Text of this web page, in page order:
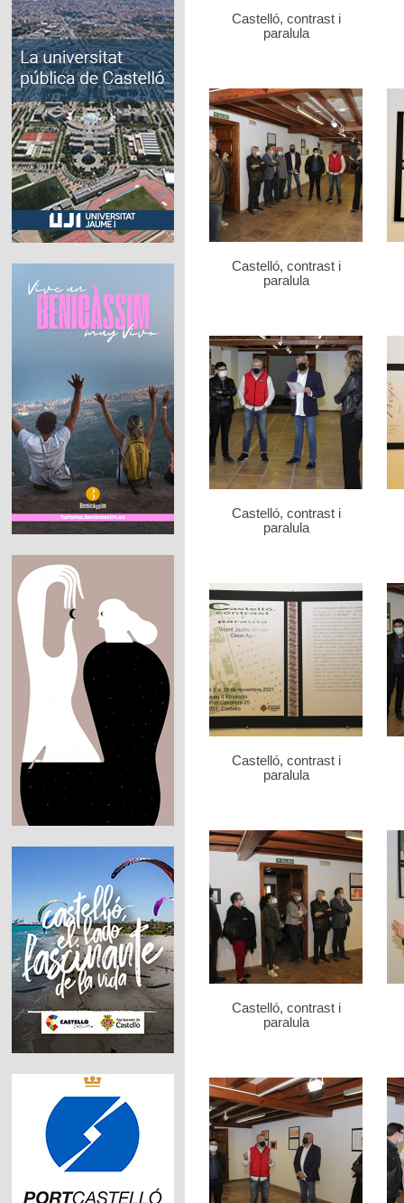
Castelló, contrast i
paralula
Castelló, contrast i
paralula
Castelló, contrast i
paralula
Castelló, contrast i
paralula
Castelló, contrast i
paralula